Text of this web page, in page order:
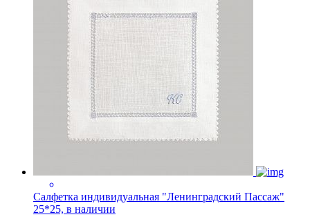
Салфетка индивидуальная "Ленинградский Пассаж"
25*25, в наличии